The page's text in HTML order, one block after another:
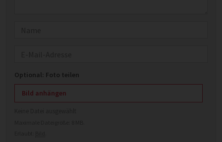
Optional: Foto teilen
Bild anhängen